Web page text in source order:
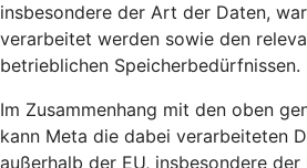
insbesondere der Art der Daten,
verarbeitet werden sowie den
betrieblichen Speicherbedürfnissen.
Im Zusammenhang mit den oben
kann Meta die dabei verarbeiteten
außerhalb der EU, insbesondere